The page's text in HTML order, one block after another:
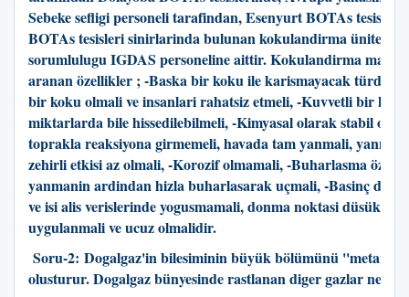
Sebeke sefligi personeli tarafindan, Esenyurt BOTAs
BOTAs tesisleri sinirlarinda bulunan kokulandirma
sorumlulugu IGDAS personeline aittir. Kokulandirma
aranan özellikler ; -Baska bir koku ile karismayacak türde
bir koku olmali ve insanlari rahatsiz etmeli, -Kuvvetli bir
miktarlarda bile hissedilebilmeli, -Kimyasal olarak stabil
toprakla reaksiyona girmemeli, havada tam yanmali, yanma
zehirli etkisi az olmali, -Korozif olmamali, -Buharlasma
yanmanin ardindan hizla buharlasarak uçmali, -Basinç
ve isi alis verislerinde yogusmamali, donma noktasi düsük
uygulanmali ve ucuz olmalidir.
Soru-2: Dogalgaz'in bilesiminin büyük bölümünü ''metan''
olusturur. Dogalgaz bünyesinde rastlanan diger gazlar